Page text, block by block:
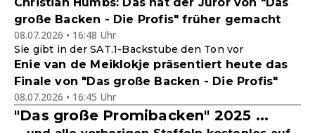
große Backen - Die Profis" früher gemacht
08.07.2026 • 16:48 Uhr
Sie gibt in der SAT.1-Backstube den Ton vor
Enie van de Meiklokje präsentiert heute das
Finale von "Das große Backen - Die Profis"
08.07.2026 • 16:45 Uhr
"Das große Promibacken" 2025 ...